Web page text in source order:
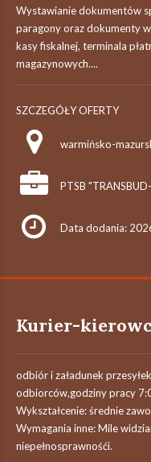
Wystawianie dokumentów
paragony oraz dokumenty
kasy fiskalnej, terminala
magazynowych....
SZCZEGÓŁY OFERTY
warmińsko-
PTSB
Data dodania:
Kurier-
odbiór i załadunek
odbiorców,godziny pracy
Wykształcenie: średnie
Wymagania inne: Mile
niepełnosprawnośći.